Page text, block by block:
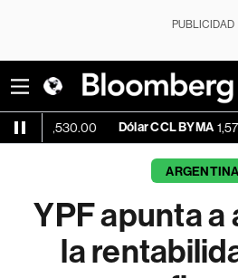
PUBLICIDAD
Dólar CCL BYMA 1,576.23
ARGENTINA
YPF apunta a
la